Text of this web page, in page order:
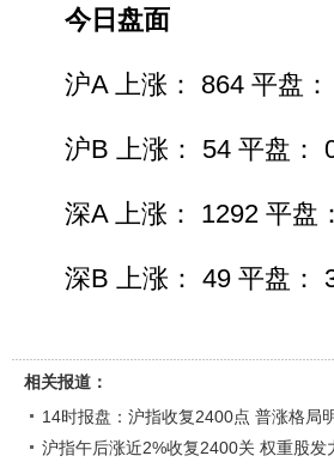
今日盘面
沪A 上涨： 864 平盘：
沪B 上涨： 54 平盘：
深A 上涨： 1292 平盘
深B 上涨： 49 平盘：
相关报道：
14时报盘：沪指收复2400点 普涨格局
沪指午后涨近2%收复2400关 权重股发